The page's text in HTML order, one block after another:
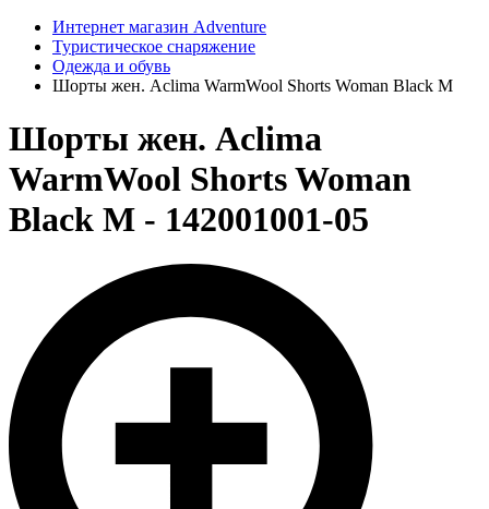
Интернет магазин Adventure
Туристическое снаряжение
Одежда и обувь
Шорты жен. Aclima WarmWool Shorts Woman Black M
Шорты жен. Aclima
WarmWool Shorts Woman
Black M - 142001001-05